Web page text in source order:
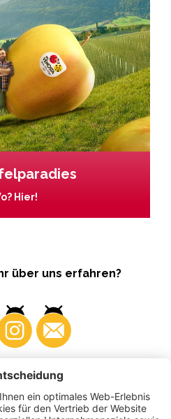
Hier!
über uns erfahren?
Produzenten